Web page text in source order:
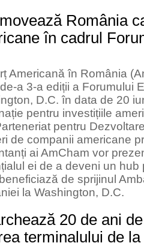
România
în cadrul
Americană în România
a 3-a ediții a Forumului
D.C. în data de 20
pentru investițiile
pentru
de companii americane
ai AmCham vor
ei de a deveni un
de sprijinul
la Washington, D.C.
20 de ani
terminalului de la